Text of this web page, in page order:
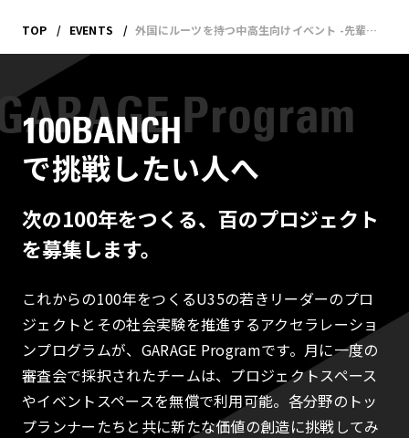
TOP EVENTS 外国にルーツを持つ中高生向けイベント -先輩の体験談から考える! 進路選択-
100BANCH
で挑戦したい人へ
次の100年をつくる、百のプロジェクト
を募集します。
これからの100年をつくるU35の若きリーダーのプロ
ジェクトとその社会実験を推進するアクセラレーショ
ンプログラムが、GARAGE Programです。月に一度の
審査会で採択されたチームは、プロジェクトスペース
やイベントスペースを無償で利用可能。各分野のトッ
プランナーたちと共に新たな価値の創造に挑戦してみ